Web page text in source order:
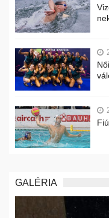
GALÉRIA